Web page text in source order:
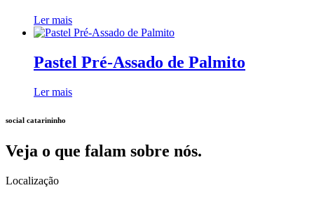
Ler mais
Pastel Pré-Assado de Palmito
Ler mais
social catarininho
Veja o que falam sobre nós.
Localização